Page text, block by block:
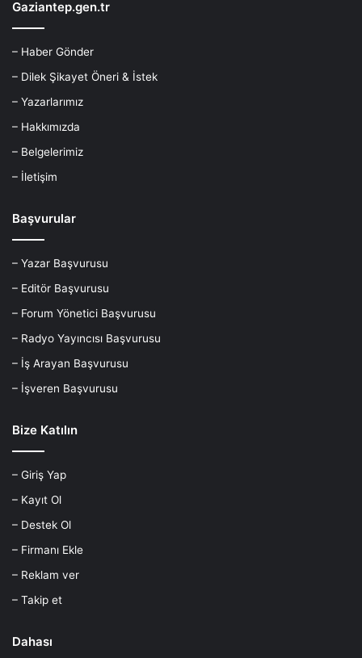
Gaziantep.gen.tr
– Haber Gönder
– Dilek Şikayet Öneri & İstek
– Yazarlarımız
– Hakkımızda
– Belgelerimiz
– İletişim
Başvurular
– Yazar Başvurusu
– Editör Başvurusu
– Forum Yönetici Başvurusu
– Radyo Yayıncısı Başvurusu
– İş Arayan Başvurusu
– İşveren Başvurusu
Bize Katılın
– Giriş Yap
– Kayıt Ol
– Destek Ol
– Firmanı Ekle
– Reklam ver
– Takip et
Dahası